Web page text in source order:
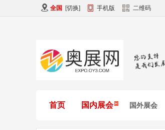
全国 [切换] 手机版 二维码
首页 国内展会 国外展会